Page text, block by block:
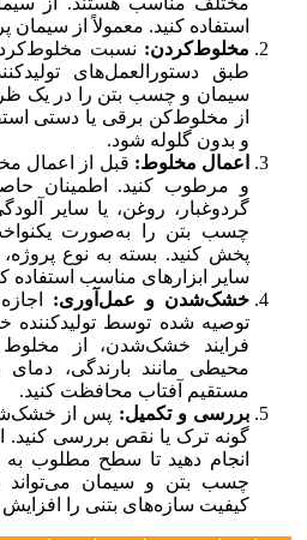
استفاده کنید. معمولاً از سیمان
مخلوط‌کردن: نسبت
طبق دستورالعمل‌های
سیمان و چسب بتن را در یک
از مخلوط‌کن برقی یا دستی
و بدون گلوله شود.
اعمال مخلوط: قبل از اعمال
و مرطوب کنید. اطمینان
گردوغبار، روغن، یا سایر
چسب بتن را به‌صورت
پخش کنید. بسته به نوع پروژه،
سایر ابزارهای مناسب استفاده
خشک‌شدن و عمل‌آوری:
توصیه شده توسط
فرایند خشک‌شدن، از مخلوط
محیطی مانند بارندگی، دمای
مستقیم آفتاب محافظت کنید.
بررسی و تکمیل: پس از
گونه ترک یا نقص بررسی کنید.
انجام دهید تا سطح مطلوب
چسب بتن و سیمان می‌تواند
کیفیت سازه‌های بتنی را افزایش